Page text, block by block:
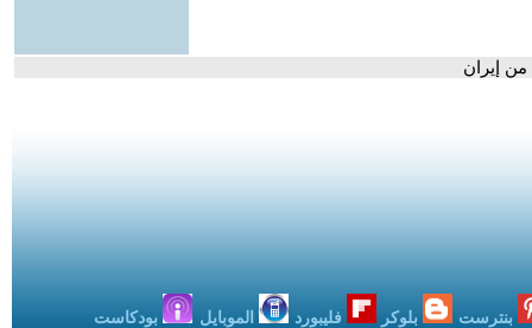
من إيران
بنترست بلوكر فليبورد الموبايل بودكاست